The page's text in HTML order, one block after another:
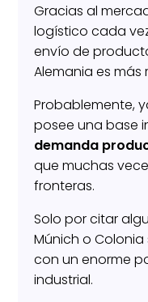
Gracias al
logístico cada
envío de
Alemania es
Probablemente,
posee una base
demanda
que muchas
fronteras.
Solo por citar
Múnich o
con un enorme
industrial.